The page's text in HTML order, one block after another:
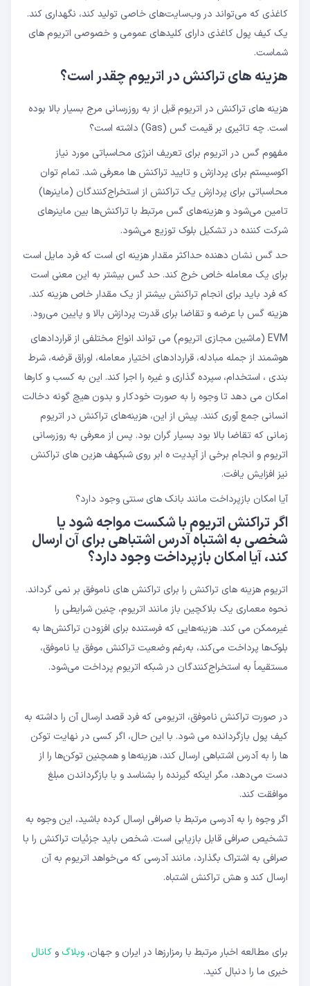
کاغذی که می‌تواند در وب‌سایت‌های خاصی تولید کند، نگهداری کند.
یک کیف پول کاغذی دارای کلیدهای عمومی و خصوصی اتریوم های
شماست.
هزینه های تراکنش در اتریوم چقدر است؟
هزینه های تراکنش در اتریوم قبل از به روزرسانی مرج بسیار بالا بوده
است. چه تاثیری بر قیمت گس (Gas) داشته است؟
مفهوم گس در اتریوم برای تعریف انرژی محاسباتی مورد نیاز
اکوسیستم برای پردازش و تایید تراکنش ها معرفی شد. تمام توان
محاسباتی برای پردازش یک تراکنش از استخراج‌کنندگان (ماینرها)
تامین می‌شود و هزینه‌های گس مرتبط با تراکنش‌ها بین ماینرهای
شرکت کننده در تشکیل بلوک توزیع می‌شود.
حد گس نشان دهنده حداکثر مقدار هزینه ای است که فرد مایل است
برای یک معامله خاص خرج کند. حد گس بیشتر به این معنی است
که فرد باید برای انجام تراکنش بیشتر از یک مقدار خاص هزینه کند.
هزینه گس با عرضه و تقاضا برای قدرت پردازش بالا و پایین می‌رود.
EVM (ماشین مجازی اتریوم) می تواند انواع مختلفی از قراردادهای
هوشمند از جمله مبادله، قراردادهای اختیار معامله، اوراق قرضه، شرط
بندی ، استخدام، سپرده گذاری و غیره را اجرا کند. این به کسب و کارها
امکان می دهد تا وجوه را به صورت خودکار و بدون هیچ گونه دخالت
انسانی جمع آوری کنند. پیش از این، هزینه‌های تراکنش در اتریوم
زمانی که تقاضا بالا بود بسیار گران بود. پس از معرفی به روزرسانی
اتریوم و انجام برخی از آپدیت ه ابر روی شبکهف هزین های تراکنش
نیز افزایش یافت.
آیا امکان بازپرداخت مانند بانک های سنتی وجود دارد؟
اگر تراکنش اتریوم با شکست مواجه شود یا
شخصی به اشتباه آدرس اشتباهی برای آن ارسال
کند، آیا امکان بازپرداخت وجود دارد؟
اتریوم هزینه های تراکنش را برای تراکنش های ناموفق بر نمی گرداند.
نحوه معماری یک بلاکچین باز مانند اتریوم، چنین شرایطی را
غیرممکن می کند. هزینه‌هایی که فرستنده برای افزودن تراکنش‌ها به
بلوک‌ها پرداخت می‌کند، به‌رغم وضعیت تراکنش موفق یا ناموفق،
مستقیماً به استخراج‌کنندگان در شبکه اتریوم پرداخت می‌شود.
در صورت تراکنش ناموفق، اتریومی که فرد قصد ارسال آن را داشته به
کیف پول بازگردانده می شود. با این حال، اگر کسی در نهایت توکن
ها را به آدرس اشتباهی ارسال کند، هزینه‌ها و همچنین توکن‌ها را از
دست می‌دهد، مگر اینکه گیرنده را بشناسد و با بازگرداندن مبلغ
موافقت کند.
اگر وجوه را به آدرسی مرتبط با صرافی ارسال کرده باشید، این وجوه به
تشخیص صرافی قابل بازیابی است. شخص باید جزئیات تراکنش را با
صرافی به اشتراک بگذارد، مانند آدرسی که می‌خواهد اتریوم به آن
ارسال کند و هش تراکنش اشتباه.
برای مطالعه اخبار مرتبط با رمزارزها در ایران و جهان، وبلاگ و کانال
خبری ما را دنبال کنید.